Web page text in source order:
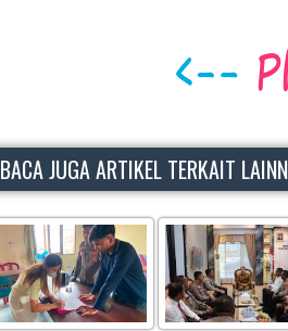
BACA JUGA ARTIKEL TERKAIT